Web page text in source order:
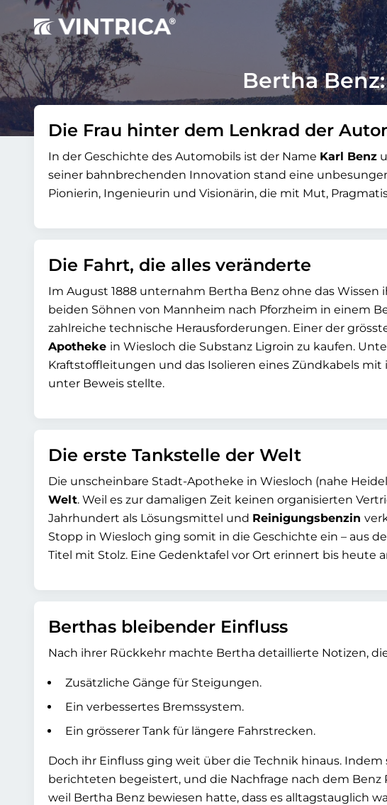
Bertha
Die Frau hinter dem Lenkrad der
In der Geschichte des Automobils ist der Name Karl Benz
seiner bahnbrechenden Innovation stand eine
Pionierin, Ingenieurin und Visionärin, die mit Mut,
Die Fahrt, die alles veränderte
Im August 1888 unternahm Bertha Benz ohne das
beiden Söhnen von Mannheim nach Pforzheim in einem
zahlreiche technische Herausforderungen. Einer der
Apotheke in Wiesloch die Substanz Ligroin zu kaufen.
Kraftstoffleitungen und das Isolieren eines Zündkabels
unter Beweis stellte.
Die erste Tankstelle der Welt
Die unscheinbare Stadt-Apotheke in Wiesloch (nahe
Welt. Weil es zur damaligen Zeit keinen organisierten
Jahrhundert als Lösungsmittel und Reinigungsbenzin
Stopp in Wiesloch ging somit in die Geschichte ein – aus
Titel mit Stolz. Eine Gedenktafel vor Ort erinnert bis heute
Berthas bleibender Einfluss
Nach ihrer Rückkehr machte Bertha detaillierte Notizen,
Zusätzliche Gänge für Steigungen.
Ein verbessertes Bremssystem.
Ein grösserer Tank für längere Fahrstrecken.
Doch ihr Einfluss ging weit über die Technik hinaus.
berichteten begeistert, und die Nachfrage nach dem
weil Bertha Benz bewiesen hatte, dass es alltagstauglich